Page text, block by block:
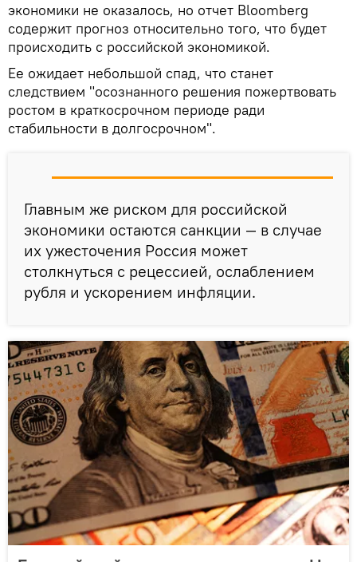
экономики не оказалось, но отчет Bloomberg
содержит прогноз относительно того, что будет
происходить с российской экономикой.
Ее ожидает небольшой спад, что станет
следствием "осознанного решения пожертвовать
ростом в краткосрочном периоде ради
стабильности в долгосрочном".
Главным же риском для российской
экономики остаются санкции — в случае
их ужесточения Россия может
столкнуться с рецессией, ослаблением
рубля и ускорением инфляции.